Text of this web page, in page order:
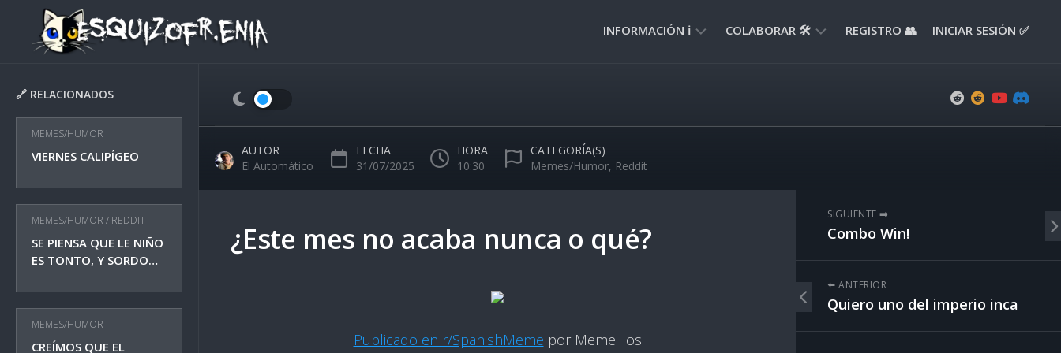
content
INFORMACIÓN ℹ️
NORMAS
USO
🚸
COLABORAR 🛠️ REGISTRO 👥 INICIAR SESIÓN ✅
🔗 RELACIONADOS
MEMES/HUMOR
VIERNES CALIPÍGEO
MEMES/HUMOR / REDDIT
SE PIENSA QUE LE NIÑO
ES TONTO, Y SORDO…
MEMES/HUMOR
CREÍMOS QUE EL
AUTOR
El Automático
FECHA
31/07/2025
HORA
10:30
CATEGORÍA(S)
Memes/Humor, Reddit
¿Este mes no acaba nunca o qué?
Publicado en r/SpanishMeme por Memeillos
SIGUIENTE ➡️
Combo Win!
⬅️ ANTERIOR
Quiero uno del imperio inca